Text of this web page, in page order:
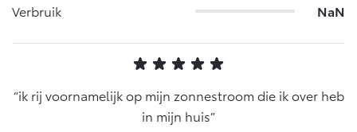
Verbruik
NaN
ik rij voornamelijk op mijn zonnestroom die ik over heb
in mijn huis